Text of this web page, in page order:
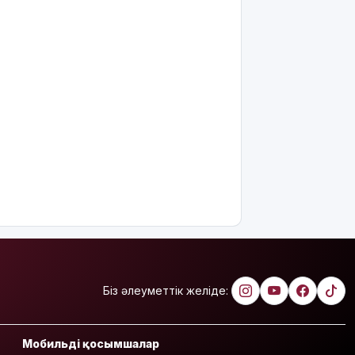
Президент
Солтүстік
Телефон
Біз әлеуметтік желіде:
Мобильді қосымшалар